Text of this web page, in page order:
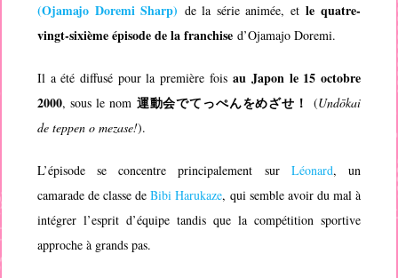
(Ojamajo Doremi Sharp) de la série animée, etle quatre-
vingt-sixième épisode de la franchise d’Ojamajo Doremi.
Il a été diffusé pour la première foisau Japon le 15 octobre
2000, sous le nom 運動会でてっぺんをめざせ！ (Undōkai
de teppen o mezase!).
L’épisode se concentre principalement sur Léonard, un
camarade de classe deBibi Harukaze, qui semble avoir du mal à
intégrer l’esprit d’équipe tandis que la compétition sportive
approche à grands pas.